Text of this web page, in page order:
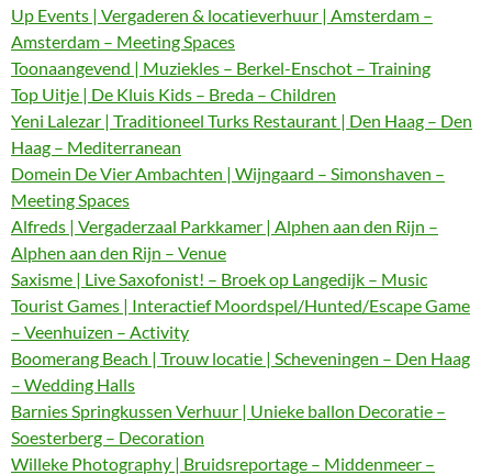
Up Events | Vergaderen & locatieverhuur | Amsterdam –
Amsterdam – Meeting Spaces
Toonaangevend | Muziekles – Berkel-Enschot – Training
Top Uitje | De Kluis Kids – Breda – Children
Yeni Lalezar | Traditioneel Turks Restaurant | Den Haag – Den
Haag – Mediterranean
Domein De Vier Ambachten | Wijngaard – Simonshaven –
Meeting Spaces
Alfreds | Vergaderzaal Parkkamer | Alphen aan den Rijn –
Alphen aan den Rijn – Venue
Saxisme | Live Saxofonist! – Broek op Langedijk – Music
Tourist Games | Interactief Moordspel/Hunted/Escape Game
– Veenhuizen – Activity
Boomerang Beach | Trouw locatie | Scheveningen – Den Haag
– Wedding Halls
Barnies Springkussen Verhuur | Unieke ballon Decoratie –
Soesterberg – Decoration
Willeke Photography | Bruidsreportage – Middenmeer –